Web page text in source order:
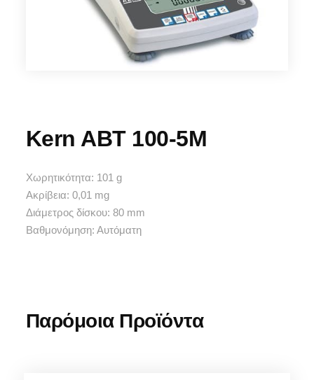
Kern ABT 100-5M
Χωρητικότητα: 101 g
Ακρίβεια: 0,01 mg
Διάμετρος δίσκου: 80 mm
Βαθμονόμηση: Αυτόματη
Παρόμοια Προϊόντα